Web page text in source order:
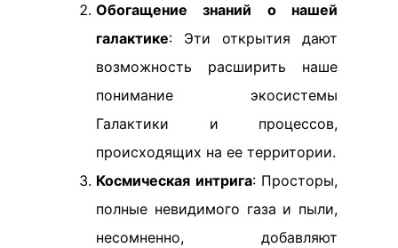
Обогащение знаний о нашей
галактике: Эти открытия дают
возможность расширить наше
понимание экосистемы
Галактики и процессов,
происходящих на ее территории.
Космическая интрига: Просторы,
полные невидимого газа и пыли,
несомненно, добавляют